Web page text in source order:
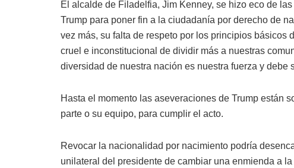
El alcalde de Filadelfia, Jim Kenney, se hizo eco de
Trump para poner fin a la ciudadanía por derecho de
vez más, su falta de respeto por los principios básicos
cruel e inconstitucional de dividir más a nuestras
diversidad de nuestra nación es nuestra fuerza y debe
Hasta el momento las aseveraciones de Trump están
parte o su equipo, para cumplir el acto.
Revocar la nacionalidad por nacimiento podría
unilateral del presidente de cambiar una enmienda a